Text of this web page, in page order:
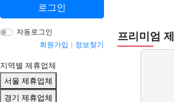
프리미엄
로그인
자동로그인
회원가입
정보찾기
지역별 제휴업체
서울 제휴업체
경기 제휴업체